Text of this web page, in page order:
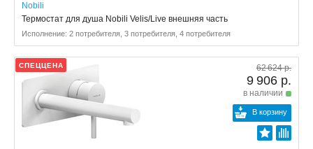
Nobili
Термостат для душа Nobili Velis/Live внешняя часть
Исполнение: 2 потребителя, 3 потребителя, 4 потребителя
СПЕЦЦЕНА 62 624 р.
9 906 р.
в наличии
В корзину